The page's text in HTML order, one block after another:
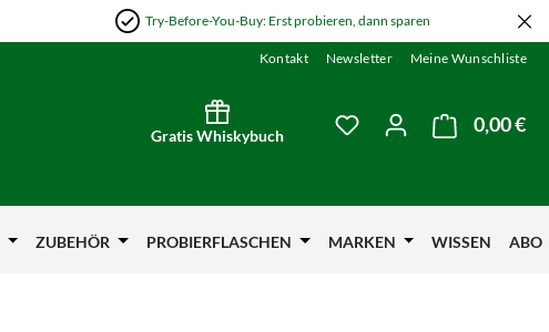
Try-Before-You-Buy: Erst probieren, dann sparen
Kontakt Newsletter Meine Wunschliste
Gratis Whiskybuch
Du hast 0 Produkte
0,00 €
ZUBEHÖR PROBIERFLASCHEN MARKEN WISSEN ABO